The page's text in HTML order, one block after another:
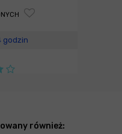
godzin
również: